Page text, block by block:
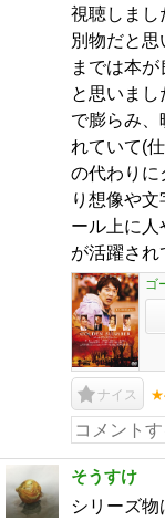
視聴しまし
別物だと
までは本
と思いま
で膨らみ、
れていて(
の代わりに
り想像や
ール上に人
が活躍され
ゴ
ナイス
そうすけ
シリーズ